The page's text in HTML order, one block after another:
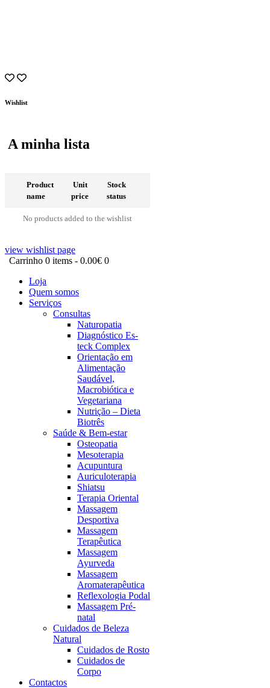
Wishlist
A minha lista
Product
name
Unit
price
Stock
status
No products added to the wishlist
view wishlist page
Carrinho 0 items - 0.00€ 0
Loja
Quem somos
Serviços
Consultas
Naturopatia
Diagnóstico Es-
teck Complex
Orientação em
Alimentação
Saudável,
Macrobiótica e
Vegetariana
Nutrição – Dieta
Biotrês
Saúde & Bem-estar
Osteopatia
Mesoterapia
Acupuntura
Auriculoterapia
Shiatsu
Terapia Oriental
Massagem
Desportiva
Massagem
Terapêutica
Massagem
Ayurveda
Massagem
Aromaterapêutica
Reflexologia Podal
Massagem Pré-
natal
Cuidados de Beleza
Natural
Cuidados de Rosto
Cuidados de
Corpo
Contactos